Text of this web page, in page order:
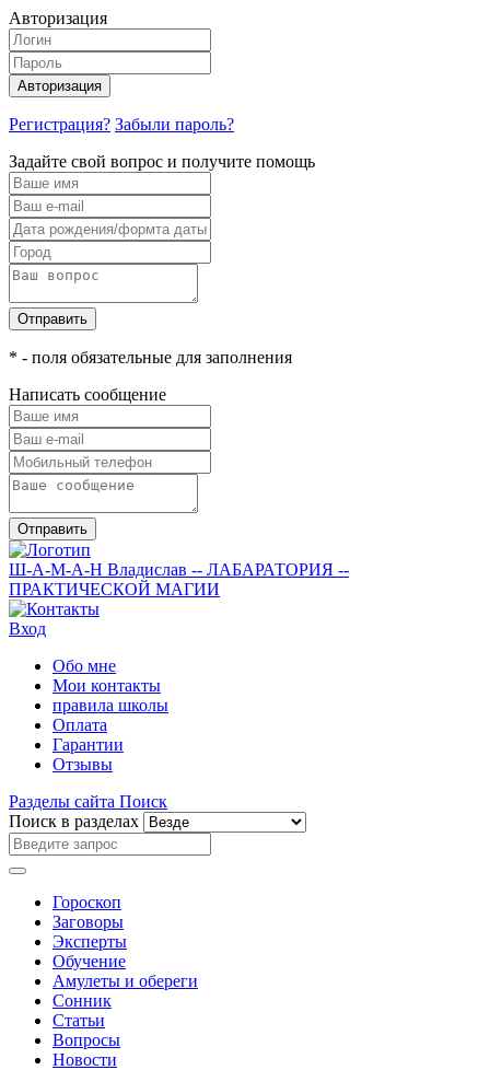
Авторизация
Авторизация
Регистрация? Забыли пароль?
Задайте свой вопрос и получите помощь
Отправить
* - поля обязательные для заполнения
Написать сообщение
Отправить
Ш-А-М-А-Н Владислав -- ЛАБАРАТОРИЯ --
ПРАКТИЧЕСКОЙ МАГИИ
Вход
Обо мне
Мои контакты
правила школы
Оплата
Гарантии
Отзывы
Разделы сайта Поиск
Поиск в разделах
Гороскоп
Заговоры
Эксперты
Обучение
Амулеты и обереги
Сонник
Статьи
Вопросы
Новости